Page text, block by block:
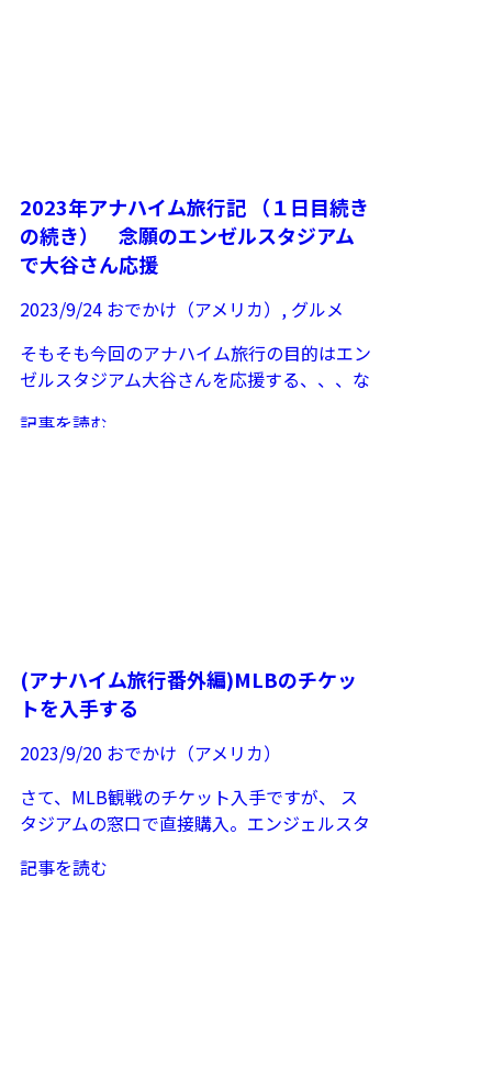
2023年アナハイム旅行記 （１日目続き
の続き） 念願のエンゼルスタジアム
で大谷さん応援
2023/9/24 おでかけ（アメリカ） , グルメ
そもそも今回のアナハイム旅行の目的はエン
ゼルスタジアム大谷さんを応援する、、、な
スケジュールを調整...
記事を読む
(アナハイム旅行番外編)MLBのチケッ
トを入手する
2023/9/20 おでかけ（アメリカ）
さて、MLB観戦のチケット入手ですが、 ス
タジアムの窓口で直接購入。エンジェルスタ
ンライン...
記事を読む